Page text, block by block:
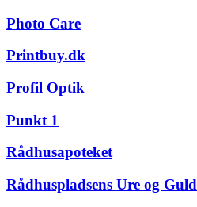
Photo Care
Printbuy.dk
Profil Optik
Punkt 1
Rådhusapoteket
Rådhuspladsens Ure og Guld